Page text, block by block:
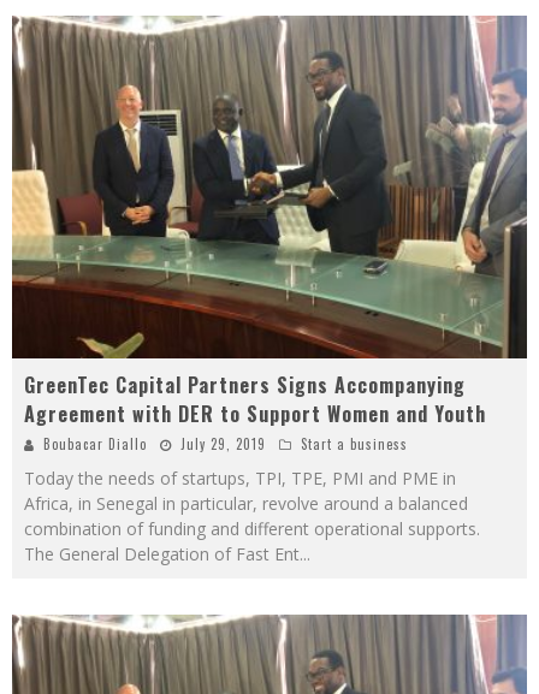
GreenTec Capital Partners Signs Accompanying
Agreement with DER to Support Women and Youth
Boubacar Diallo July 29, 2019 Start a business
Today the needs of startups, TPI, TPE, PMI and PME in
Africa, in Senegal in particular, revolve around a balanced
combination of funding and different operational supports.
The General Delegation of Fast Ent...